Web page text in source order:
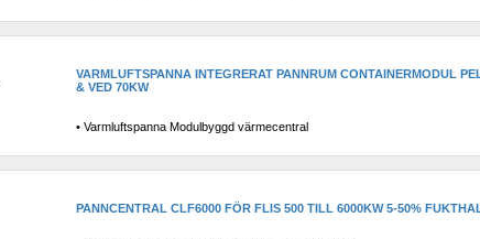
VARMLUFTSPANNA INTEGRERAT PANNRUM CONTAINERMODUL
& VED 70KW
• Varmluftspanna Modulbyggd värmecentral
PANNCENTRAL CLF6000 FÖR FLIS 500 TILL 6000KW 5-50%